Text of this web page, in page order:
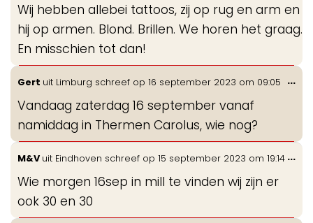
Wij hebben allebei tattoos, zij op rug en arm en
hij op armen. Blond. Brillen. We horen het graag.
En misschien tot dan!
Gert uit Limburg schreef op 16 september 2023 om 09:05
Vandaag zaterdag 16 september vanaf
namiddag in Thermen Carolus, wie nog?
...
M&V uit Eindhoven schreef op 15 september 2023 om 19:14
Wie morgen 16sep in mill te vinden wij zijn er
ook 30 en 30
...